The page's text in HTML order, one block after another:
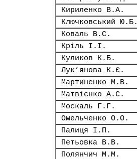
Кириленко В.А.
Ключковський Ю.Б.
Коваль В.С.
Кріль І.І.
Куликов К.Б.
Лук’янова К.Є.
Мартиненко М.В.
Матвієнко А.С.
Москаль Г.Г.
Омельченко О.О.
Палиця І.П.
Петьовка В.В.
Полянчич М.М.